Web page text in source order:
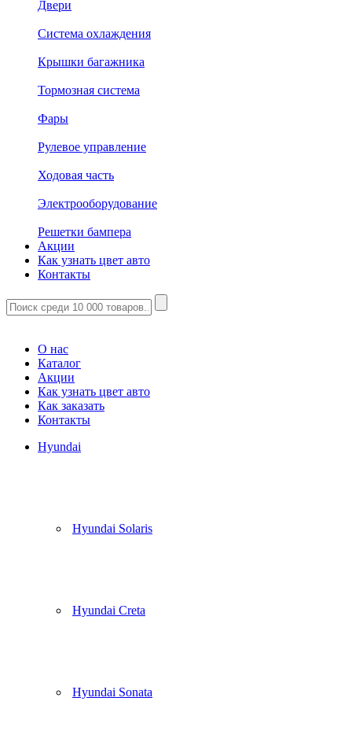
Двери
Система охлаждения
Крышки багажника
Тормозная система
Фары
Рулевое управление
Ходовая часть
Электрооборудование
Решетки бампера
Акции
Как узнать цвет авто
Контакты
О нас
Каталог
Акции
Как узнать цвет авто
Как заказать
Контакты
Hyundai
Hyundai Solaris
Hyundai Creta
Hyundai Sonata